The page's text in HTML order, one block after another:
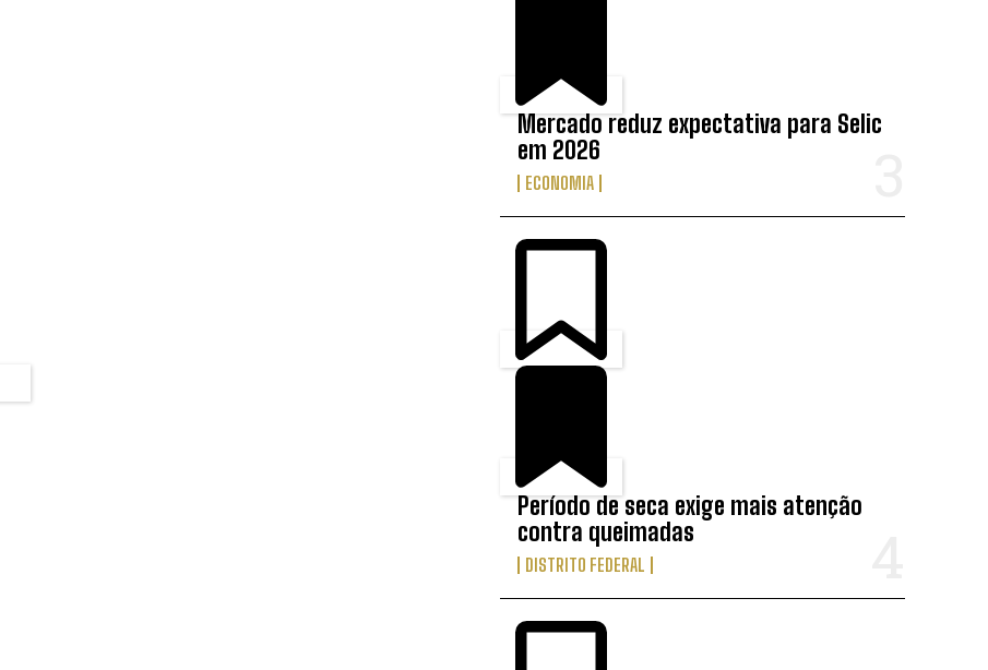
Mercado reduz expectativa para Selic
em 2026
ECONOMIA
Período de seca exige mais atenção
contra queimadas
DISTRITO FEDERAL